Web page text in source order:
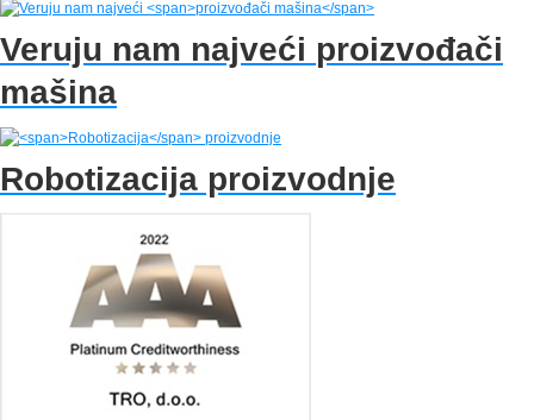
Veruju nam najveći proizvođači
mašina
Robotizacija proizvodnje